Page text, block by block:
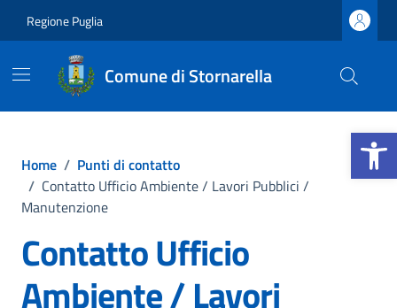
Regione Puglia
Comune di Stornarella
Home / Punti di contatto
/ Contatto Ufficio Ambiente / Lavori Pubblici /
Manutenzione
Contatto Ufficio
Ambiente / Lavori
Apri la